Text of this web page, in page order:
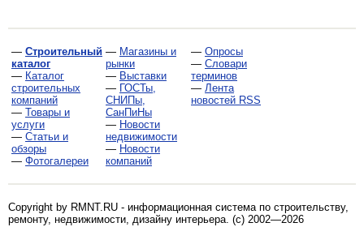
— Строительный
каталог
— Каталог
строительных
компаний
— Товары и
услуги
— Статьи и
обзоры
— Фотогалереи
— Магазины и
рынки
— Выставки
— ГОСТы,
СНИПы,
СанПиНы
— Новости
недвижимости
— Новости
компаний
— Опросы
— Словари
терминов
— Лента
новостей RSS
Copyright by RMNT.RU - информационная система по строительству,
ремонту, недвижимости, дизайну интерьера . (c) 2002—2026